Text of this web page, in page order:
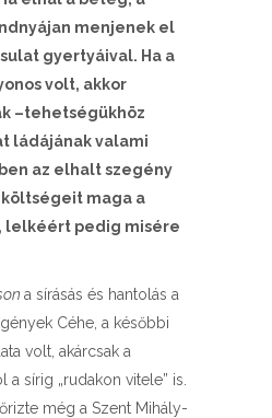
menjenek el
gyertyáival. Ha a
volt, akkor
–tehetségükhöz
ládájának valami
az elhalt szegény
maga a
lelkéért pedig misére
a sírásás és hantolás a
Céhe, a későbbi
volt, akárcsak a
a sírig „rudakon vitele” is.
még a Szent Mihály-